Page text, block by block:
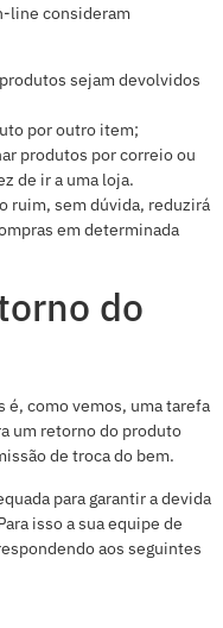
line consideram
sejam devolvidos
por outro item;
produtos por correio ou
de ir a uma loja.
ruim, sem dúvida, reduzirá
em determinada
do
é, como vemos, uma tarefa
um retorno do produto
de troca do bem.
para garantir a devida
isso a sua equipe de
aos seguintes